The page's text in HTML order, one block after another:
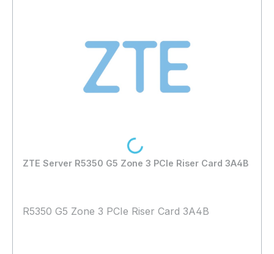
ZTE Server R5350 G5 Zone 3 PCIe Riser Card 3A4B
R5350 G5 Zone 3 PCIe Riser Card 3A4B
Loading...